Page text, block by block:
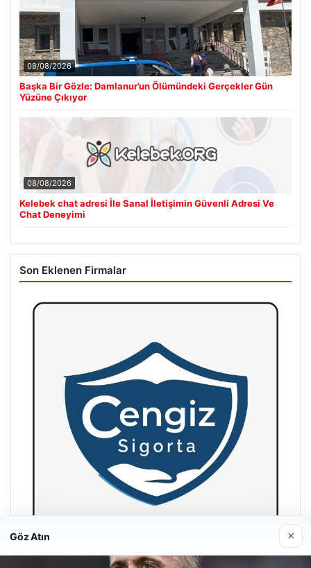
08/08/2026
Başka Bir Gözle: Damlanur’un Ölümündeki Gerçekler Gün
Yüzüne Çıkıyor
08/08/2026
Kelebek chat adresi İle Sanal İletişimin Güvenli Adresi Ve
Chat Deneyimi
Son Eklenen Firmalar
Göz Atın ×